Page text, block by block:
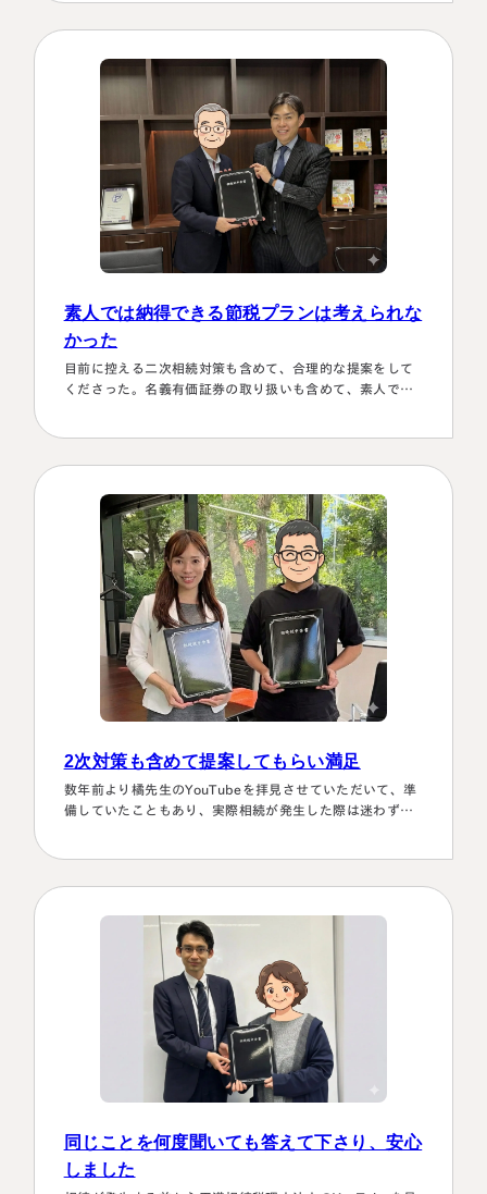
ルでも電話 すぐに教えてくださり、無事納税を済ませるこ
とができほっとしていま…
素人では納得できる節税プランは考えられな
かった
目前に控える二次相続対策も含めて、合理的な提案をして
くださった。名義有価証券の取り扱いも含めて、素人では
2次対策も含めて提案してもらい満足
数年前より橘先生のYouTubeを拝見させていただいて、準
備していたこともあり、実際相続が発生した際は迷わず相
同じことを何度聞いても答えて下さり、安心
しました